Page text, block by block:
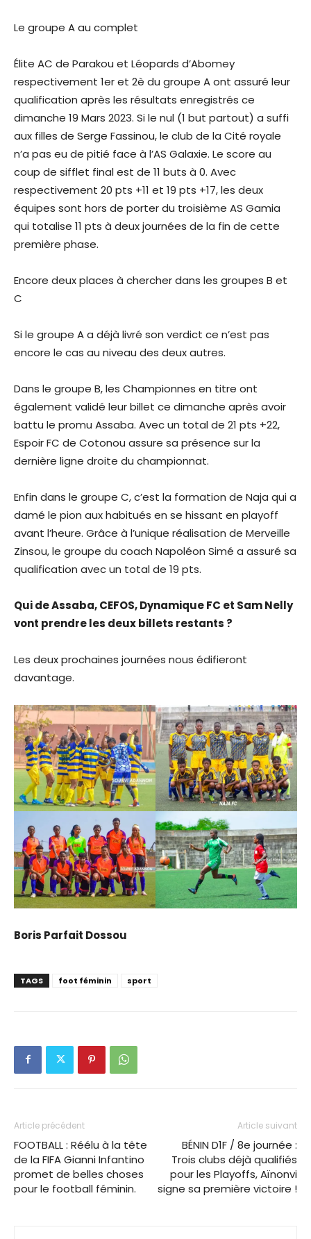
Le groupe A au complet
Élite AC de Parakou et Léopards d’Abomey
respectivement 1er et 2è du groupe A ont assuré leur
qualification après les résultats enregistrés ce
dimanche 19 Mars 2023. Si le nul (1 but partout) a suffi
aux filles de Serge Fassinou, le club de la Cité royale
n’a pas eu de pitié face à l’AS Galaxie. Le score au
coup de sifflet final est de 11 buts à 0. Avec
respectivement 20 pts +11 et 19 pts +17, les deux
équipes sont hors de porter du troisième AS Gamia
qui totalise 11 pts à deux journées de la fin de cette
première phase.
Encore deux places à chercher dans les groupes B et
C
Si le groupe A a déjà livré son verdict ce n’est pas
encore le cas au niveau des deux autres.
Dans le groupe B, les Championnes en titre ont
également validé leur billet ce dimanche après avoir
battu le promu Assaba. Avec un total de 21 pts +22,
Espoir FC de Cotonou assure sa présence sur la
dernière ligne droite du championnat.
Enfin dans le groupe C, c’est la formation de Naja qui a
damé le pion aux habitués en se hissant en playoff
avant l’heure. Grâce à l’unique réalisation de Merveille
Zinsou, le groupe du coach Napoléon Simé a assuré sa
qualification avec un total de 19 pts.
Qui de Assaba, CEFOS, Dynamique FC et Sam Nelly
vont prendre les deux billets restants ?
Les deux prochaines journées nous édifieront
davantage.
Boris Parfait Dossou
TAGS foot féminin sport
Article précédent
FOOTBALL : Réélu à la tête
de la FIFA Gianni Infantino
promet de belles choses
pour le football féminin.
Article suivant
BÉNIN D1F / 8e journée :
Trois clubs déjà qualifiés
pour les Playoffs, Aïnonvi
signe sa première victoire !